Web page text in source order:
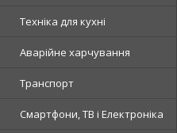
Техніка для кухні
Аварійне харчування
Транспорт
Смартфони, ТВ і Електроніка